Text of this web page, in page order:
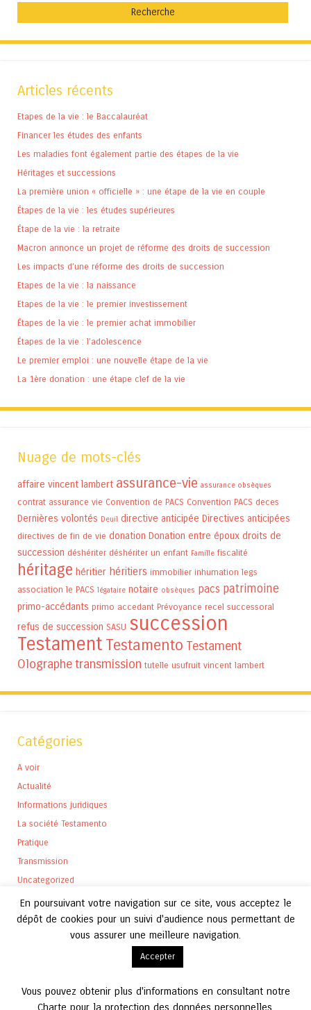
Articles récents
Etapes de la vie : le Baccalauréat
Financer les études des enfants
Les maladies font également partie des étapes de la vie
Héritages et successions
La première union « officielle » : une étape de la vie en couple
Étapes de la vie : les études supérieures
Étape de la vie : la retraite
Macron annonce un projet de réforme des droits de succession
Les impacts d’une réforme des droits de succession
Etapes de la vie : la naissance
Etapes de la vie : le premier investissement
Étapes de la vie : le premier achat immobilier
Étapes de la vie : l’adolescence
Le premier emploi : une nouvelle étape de la vie
La 1ère donation : une étape clef de la vie
Nuage de mots-clés
affaire vincent lambert assurance-vie assurance obsèques
contrat assurance vie Convention de PACS Convention PACS deces
Dernières volontés Deuil directive anticipée Directives anticipées
directives de fin de vie donation Donation entre époux droits de
succession déshériter déshériter un enfant Famille fiscalité
héritage héritier héritiers immobilier inhumation legs
association le PACS légataire notaire obsèques pacs patrimoine
primo-accédants primo accedant Prévoyance recel successoral
refus de succession SASU succession
Testament Testamento Testament
Olographetransmission tutelle usufruit vincent lambert
Catégories
A voir
Actualité
Informations juridiques
La société Testamento
Pratique
Transmission
Uncategorized
En poursuivant votre navigation sur ce site, vous acceptez le
dépôt de cookies pour un suivi d'audience nous permettant de
vous assurer une meilleure navigation.
Accepter
Vous pouvez obtenir plus d'informations en consultant notre
Charte pour la protection des données personnelles.